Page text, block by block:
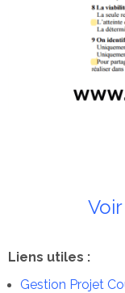
Liens utiles :
Gestion Projet